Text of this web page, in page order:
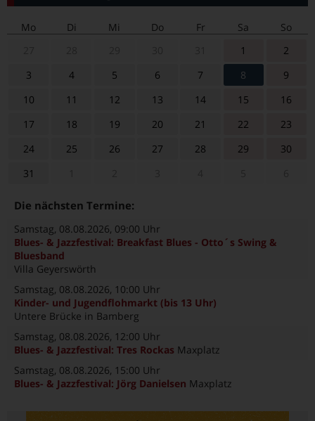
Mo Di Mi Do Fr Sa
So
1
2
3
4 5 6 7 8
9
10
11 12 13 14 15
16
17
18 19 20 21 22
23
24
25 26 27 28 29
30
31
Die nächsten Termine:
Samstag, 08.08.2026, 09:00 Uhr
Blues- & Jazzfestival: Breakfast Blues - Otto´s Swing &
Bluesband
Villa Geyerswörth
Samstag, 08.08.2026, 10:00 Uhr
Kinder- und Jugendflohmarkt (bis 13 Uhr)
Untere Brücke in Bamberg
Samstag, 08.08.2026, 12:00 Uhr
Blues- & Jazzfestival: Tres Rockas Maxplatz
Samstag, 08.08.2026, 15:00 Uhr
Blues- & Jazzfestival: Jörg Danielsen Maxplatz